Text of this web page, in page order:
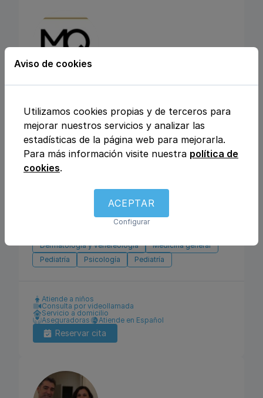
MEDICLINIQUE
Calle Julio Rey Pastor nº6, 28702, San
Sebastián de los Reyes, Madrid
Análisis clínicos
Fisioterapia y rehabilitación
Ginecología y obstetricia
Traumatología y ortopedia
Dermatología y venereología
Medicina general
Pediatría
Psicología Pediatría
Atiende a niños
Consulta por videollamada
Servicio a domicilio
Aseguradoras
Atiende en Español
Reservar cita
Aviso de cookies
Utilizamos cookies propias y de terceros para
mejorar nuestros servicios y analizar las
estadísticas de la página web para mejorarla.
Para más información visite nuestra política de
cookies.
ACEPTAR
Configurar